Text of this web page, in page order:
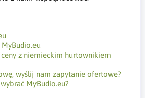
z niemieckim hurtownikiem
wyślij nam zapytanie ofertowe?
MyBudio.eu?